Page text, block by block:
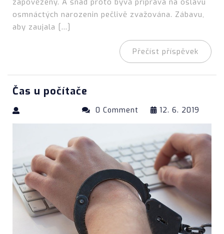
zapovězeny. A snad proto bývá příprava na oslavu
osmnáctých narozenin pečlivě zvažována. Zábavu,
aby zaujala […]
Přečíst příspěvek
Čas u počítače
12. 6. 2019
0 Comment